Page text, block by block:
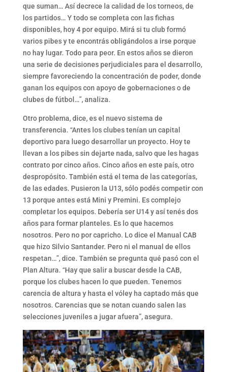
que suman… Así decrece la calidad de los torneos, de
los partidos… Y todo se completa con las fichas
disponibles, hoy 4 por equipo. Mirá si tu club formó
varios pibes y te encontrás obligándolos a irse porque
no hay lugar. Todo para peor. En estos años se dieron
una serie de decisiones perjudiciales para el desarrollo,
siempre favoreciendo la concentración de poder, donde
ganan los equipos con apoyo de gobernaciones o de
clubes de fútbol…”, analiza.
Otro problema, dice, es el nuevo sistema de
transferencia. “Antes los clubes tenían un capital
deportivo para luego desarrollar un proyecto. Hoy te
llevan a los pibes sin dejarte nada, salvo que les hagas
contrato por cinco años. Cinco años en este país, otro
despropósito. También está el tema de las categorías,
de las edades. Pusieron la U13, sólo podés competir con
13 porque antes está Mini y Premini. Es complejo
completar los equipos. Debería ser U14 y así tenés dos
años para formar planteles. Es lo que hacemos
nosotros. Pero no por capricho. Lo dice el Manual CAB
que hizo Silvio Santander. Pero ni el manual de ellos
respetan…”, dice. También se pregunta qué pasó con el
Plan Altura. “Hay que salir a buscar desde la CAB,
porque los clubes hacen lo que pueden. Tenemos
carencia de altura y hasta el vóley ha captado más que
nosotros. Carencias que se notan cuando salen las
selecciones juveniles a jugar afuera”, asegura.